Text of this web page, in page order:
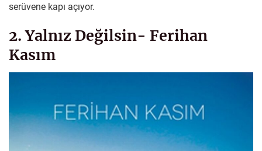
serüvene kapı açıyor.
2. Yalnız Değilsin- Ferihan
Kasım